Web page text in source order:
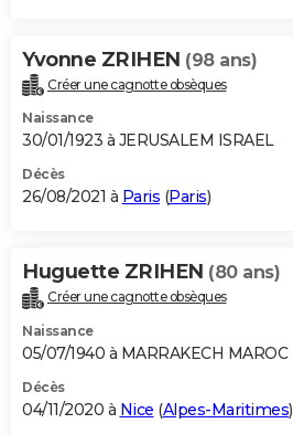
Yvonne ZRIHEN (98 ans)
Créer une cagnotte obsèques
Naissance
30/01/1923 à JERUSALEM ISRAEL
Décès
26/08/2021 à Paris (Paris)
Huguette ZRIHEN (80 ans)
Créer une cagnotte obsèques
Naissance
05/07/1940 à MARRAKECH MAROC
Décès
04/11/2020 à Nice (Alpes-Maritimes)